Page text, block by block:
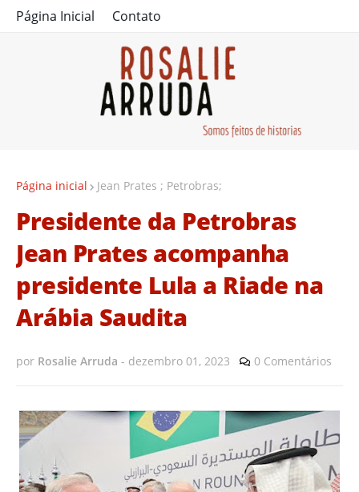
Página Inicial Contato
Página inicial Jean Prates ; Petrobras;
Presidente da Petrobras
Jean Prates acompanha
presidente Lula a Riade na
Arábia Saudita
por Rosalie Arruda - dezembro 01, 2023 0 Comentários